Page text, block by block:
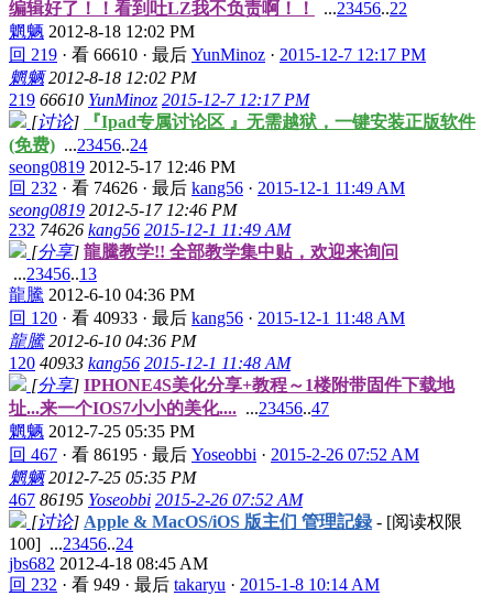
编辑好了！！看到吐LZ我不负责啊！！
...23456..22
魍魉 2012-8-18 12:02 PM
回 219 · 看 66610 · 最后 YunMinoz · 2015-12-7 12:17 PM
魍魉 2012-8-18 12:02 PM
219 66610 YunMinoz 2015-12-7 12:17 PM
[讨论]
『Ipad专属讨论区 』无需越狱，一键安装正版软件
(免费) ...23456..24
seong0819 2012-5-17 12:46 PM
回 232 · 看 74626 · 最后 kang56 · 2015-12-1 11:49 AM
seong0819 2012-5-17 12:46 PM
232 74626 kang56 2015-12-1 11:49 AM
[分享] 龍騰教学!! 全部教学集中贴，欢迎来询问
...23456..13
龍騰 2012-6-10 04:36 PM
回 120 · 看 40933 · 最后 kang56 · 2015-12-1 11:48 AM
龍騰 2012-6-10 04:36 PM
120 40933 kang56 2015-12-1 11:48 AM
[分享] IPHONE4S美化分享+教程～1楼附带固件下载地
址...来一个IOS7小小的美化.... ...23456..47
魍魉 2012-7-25 05:35 PM
回 467 · 看 86195 · 最后 Yoseobbi · 2015-2-26 07:52 AM
魍魉 2012-7-25 05:35 PM
467 86195 Yoseobbi 2015-2-26 07:52 AM
[讨论] Apple & MacOS/iOS 版主们 管理記録- [阅读权限
100] ...23456..24
jbs682 2012-4-18 08:45 AM
回 232 · 看 949 · 最后 takaryu · 2015-1-8 10:14 AM